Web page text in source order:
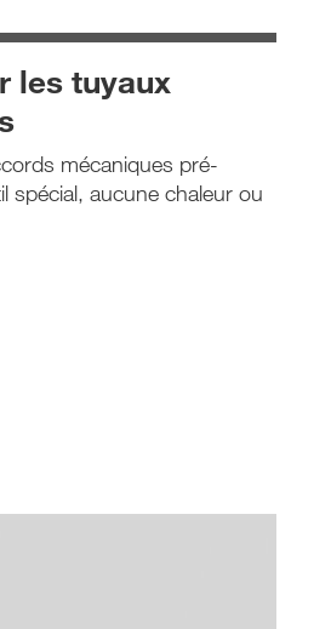
les tuyaux
mécaniques pré-
spécial, aucune chaleur ou